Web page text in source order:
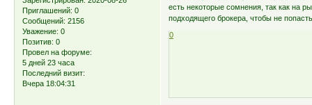
Приглашений: 0
Сообщений: 2156
Уважение: 0
Позитив: 0
Провел на форуме:
5 дней 23 часа
Последний визит:
Вчера 18:04:31
есть некоторые сомнения, так как на
подходящего брокера, чтобы не
0